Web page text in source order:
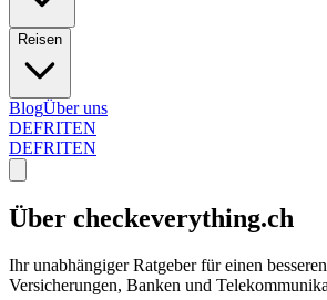
Reisen
BlogÜber uns
DEFRITEN
DEFRITEN
Über checkeverything.ch
Ihr unabhängiger Ratgeber für einen
Versicherungen, Banken und